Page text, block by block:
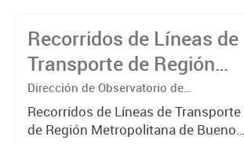
Recorridos de Líneas de
Transporte de Región
Metropolitana de
Buenos Aires (RMBA)
Dirección de Observatorio de
Transporte, Estudio y Sistemas
Recorridos de Líneas de Transporte
de Región Metropolitana de Buenos